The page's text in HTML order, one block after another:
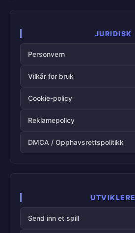
JURIDISK
Personvern
Vilkår for bruk
Cookie-policy
Reklamepolicy
DMCA / Opphavsrettspolitikk
UTVIKLERE
Send inn et spill